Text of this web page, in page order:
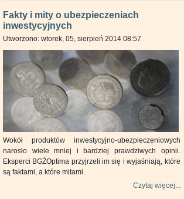
Fakty i mity o ubezpieczeniach
inwestycyjnych
Utworzono: wtorek, 05, sierpień 2014 08:57
Wokół produktów inwestycyjno-ubezpieczeniowych
narosło wiele mniej i bardziej prawdziwych opinii.
Eksperci BGŻOptima przyjrzeli im się i wyjaśniają, które
są faktami, a które mitami.
Czytaj więcej...